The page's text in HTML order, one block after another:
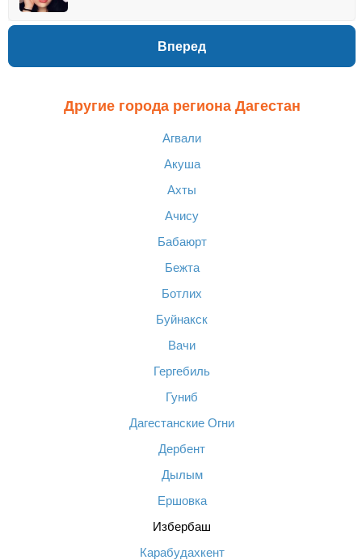
Вперед
Другие города региона Дагестан
Агвали
Акуша
Ахты
Ачису
Бабаюрт
Бежта
Ботлих
Буйнакск
Вачи
Гергебиль
Гуниб
Дагестанские Огни
Дербент
Дылым
Ершовка
Избербаш
Карабудахкент